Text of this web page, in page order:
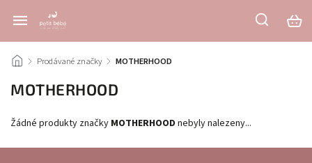
/ Prodávané značky / MOTHERHOOD
MOTHERHOOD
Žádné produkty značky MOTHERHOOD nebyly nalezeny...